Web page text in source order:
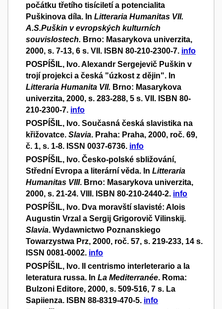
počátku třetího tisíciletí a potencialita
Puškinova díla. In Litteraria Humanitas VII.
A.S.Puškin v evropských kulturních
souvislostech. Brno: Masarykova univerzita,
2000, s. 7-13, 6 s. VII. ISBN 80-210-2300-7. info
POSPÍŠIL, Ivo. Alexandr Sergejevič Puškin v
trojí projekci a česká "úzkost z dějin". In
Litteraria Humanita VII. Brno: Masarykova
univerzita, 2000, s. 283-288, 5 s. VII. ISBN 80-
210-2300-7. info
POSPÍŠIL, Ivo. Současná česká slavistika na
křižovatce. Slavia. Praha: Praha, 2000, roč. 69,
č. 1, s. 1-8. ISSN 0037-6736. info
POSPÍŠIL, Ivo. Česko-polské sbližování,
Střední Evropa a literární věda. In Litteraria
Humanitas VIII. Brno: Masarykova univerzita,
2000, s. 21-24. VIII. ISBN 80-210-2440-2. info
POSPÍŠIL, Ivo. Dva moravští slavisté: Alois
Augustin Vrzal a Sergij Grigorovič Vilinskij.
Slavia. Wydawnictwo Poznanskiego
Towarzystwa Prz, 2000, roč. 57, s. 219-233, 14 s.
ISSN 0081-0002. info
POSPÍŠIL, Ivo. II centrismo interleterario a la
leteratura russa. In La Mediterranée. Roma:
Bulzoni Editore, 2000, s. 509-516, 7 s. La
Sapiienza. ISBN 88-8319-470-5. info